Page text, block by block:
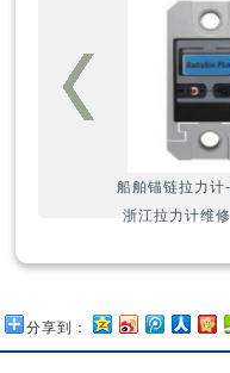
船舶锚链拉力
浙江拉力计维
分享到：